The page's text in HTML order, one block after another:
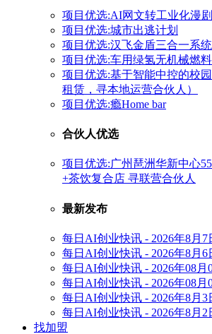
项目优选:AI网文转工业化漫
项目优选:城市出逃计划
项目优选:汉飞金盾三合一系统
项目优选:车用绿氢无机械燃
项目优选:基于智能中控的校
租赁，寻本地运营合伙人）
项目优选:瘾Home bar
合伙人优选
项目优选:广州琶洲华新中心
+茶饮复合店 寻联营合伙人
最新发布
每日AI创业快讯 - 2026年8月7
每日AI创业快讯 - 2026年8月6
每日AI创业快讯 - 2026年08月
每日AI创业快讯 - 2026年08月
每日AI创业快讯 - 2026年8月3
每日AI创业快讯 - 2026年8月2
找加盟